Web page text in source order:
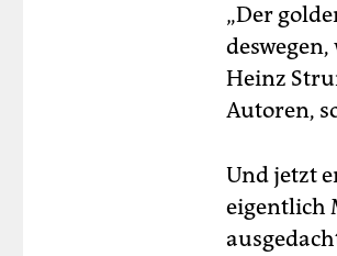
„Der
Heinz
Autoren,
Und jetzt
eigentlich